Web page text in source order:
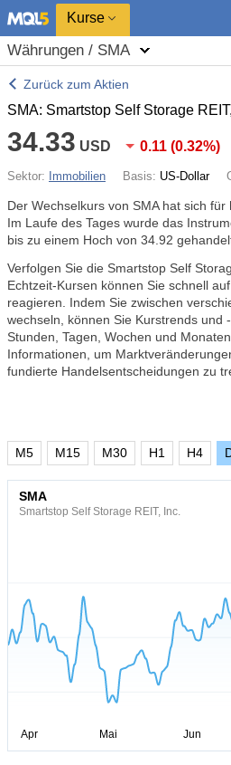
Kurse
Währungen / SMA
Zurück zum Aktien
SMA: Smartstop Self Storage
34.33 USD 0.11 (0.32%)
Sektor: Immobilien Basis: US-Dollar
Der Wechselkurs von SMA hat sich für
Im Laufe des Tages wurde das
bis zu einem Hoch von 34.92
Verfolgen Sie die Smartstop Self
Echtzeit-Kursen können Sie schnell
reagieren. Indem Sie zwischen
wechseln, können Sie Kurstrends und
Stunden, Tagen, Wochen und
Informationen, um
fundierte Handelsentscheidungen zu
M5 M15 M30 H1 H4
SMA
Smartstop Self Storage REIT, Inc.